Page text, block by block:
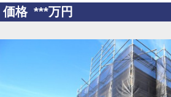
価格 ***万円